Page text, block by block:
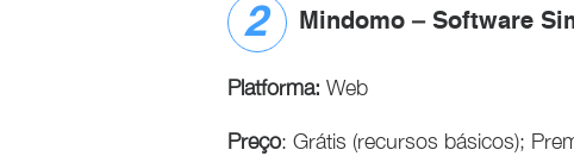
Mindomo – Software
Platforma: Web
Preço: Grátis (recursos básicos);